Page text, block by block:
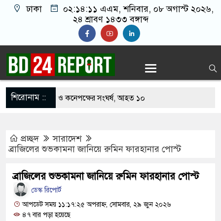
ঢাকা ০২:১৪:১২ এএম, শনিবার, ০৮ অগাস্ট ২০২৬,
২৪ শ্রাবণ ১৪৩৩ বঙ্গাব্দ
শিরোনাম ::
খাবার নিয়ে বর ও কনেপক্ষের সংঘর্ষ, আহত ১০
শঙ্কায় দেশজুড়ে পুলিশের সতর্কতা জারি
যুবদল সভাপতি আটক, ভিডিও ভাইরাল
ফিরলে দায়ী থাকবে জামায়াত-এনসিপি: রাশেদ খাঁন
প্রচ্ছদ
সারাদেশ
ব্রাজিলের শুভকামনা জানিয়ে রুমিন ফারহানার পোস্ট
ব্রাজিলের শুভকামনা জানিয়ে রুমিন ফারহানার পোস্ট
ডেস্ক রিপোর্ট
আপডেট সময় ১১:১৭:২৫ অপরাহ্ন, সোমবার, ২৯ জুন ২০২৬
৪৭ বার পড়া হয়েছে